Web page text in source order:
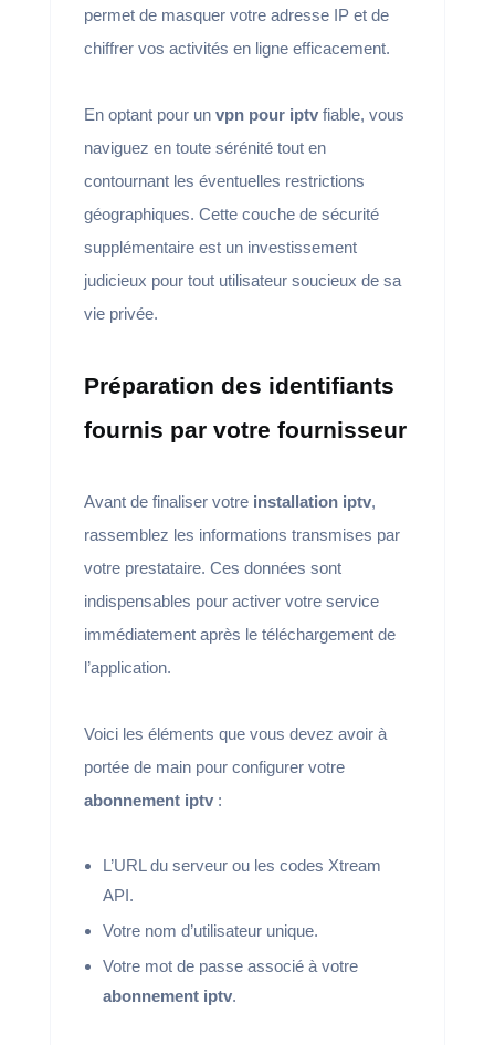
permet de masquer votre adresse IP et de
chiffrer vos activités en ligne efficacement.
En optant pour un vpn pour iptvfiable, vous
naviguez en toute sérénité tout en
contournant les éventuelles restrictions
géographiques. Cette couche de sécurité
supplémentaire est un investissement
judicieux pour tout utilisateur soucieux de sa
vie privée.
Préparation des identifiants
fournis par votre fournisseur
Avant de finaliser votre installation iptv,
rassemblez les informations transmises par
votre prestataire. Ces données sont
indispensables pour activer votre service
immédiatement après le téléchargement de
l’application.
Voici les éléments que vous devez avoir à
portée de main pour configurer votre
abonnement iptv:
L’URL du serveur ou les codes Xtream
API.
Votre nom d’utilisateur unique.
Votre mot de passe associé à votre
abonnement iptv.